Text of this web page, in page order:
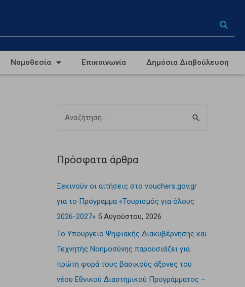
Νομοθεσία Επικοινωνία Δημόσια Διαβούλευση
Πρόσφατα άρθρα
Ξεκινούν οι αιτήσεις στο vouchers.gov.gr
για το Πρόγραμμα «Τουρισμός για όλους
2026-2027» 5 Αυγούστου, 2026
Το Υπουργείο Ψηφιακής Διακυβέρνησης και
Τεχνητής Νοημοσύνης παρουσιάζει για
πρώτη φορά τους βασικούς άξονες του
νέου Εθνικού Διαστημικού Προγράμματος –